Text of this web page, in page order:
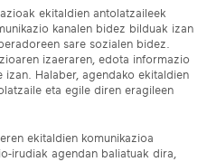
ekitaldien antolatzaileek
kanalen bidez bilduak izan
sare sozialen bidez.
izaeraren, edota informazio
Halaber, agendako ekitaldien
eta egile diren eragileen
ekitaldien komunikazioa
irudiak agendan baliatuak dira,